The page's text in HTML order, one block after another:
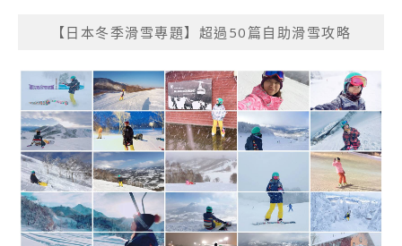
【日本冬季滑雪專題】超過50篇自助滑雪攻略